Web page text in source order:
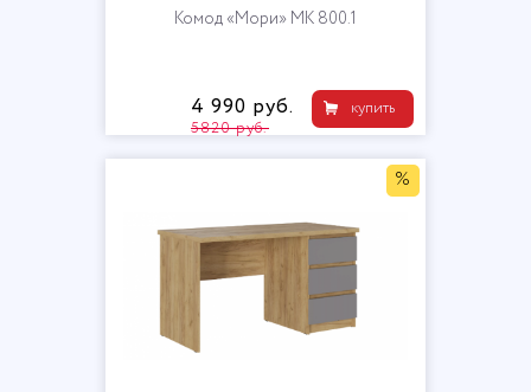
Комод «Мори» МК 800.1
купить
4 990 руб.
5820 руб.
%